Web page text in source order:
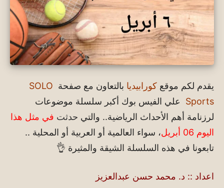
يقدم لكم موقع كورابيديا بالتعاون مع صفحة SOLO
Sports علي الفيس بوك أكبر سلسلة موضوعات
لرزنامة أهم الأحداث الرياضية.. والتي حدثت في مثل هذا
اليوم 06 أبريل
، سواء العالمية أو العربية أو المحلية ..
تابعونا في هذه السلسلة الشيقة والمثيرة 👌
اعداد :: د. محمد حسن عبدالعزيز